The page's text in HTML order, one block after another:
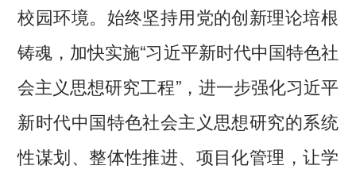
校园环境。始终坚持用党的创新理论培根
铸魂，加快实施“习近平新时代中国特色社
会主义思想研究工程”，进一步强化习近平
新时代中国特色社会主义思想研究的系统
性谋划、整体性推进、项目化管理，让学